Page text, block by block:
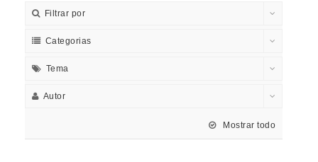
Filtrar por
Categorias
Tema
Autor
Mostrar todo